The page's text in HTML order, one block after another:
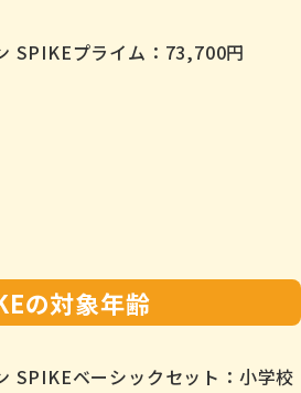
SPIKEプライム：73,700円
の対象年齢
SPIKEベーシックセット：小学校